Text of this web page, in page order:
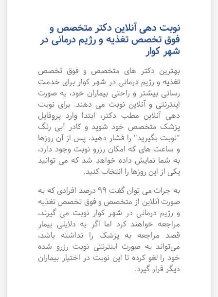
نوبت دهی آنلاین دکتر متخصص و
فوق تخصص تغذیه و رژیم درمانی در
شهر کوار
بهترین دکتر های متخصص و فوق تخصص
تغذیه و رژیم درمانی در شهر کوار برای خدمت
رسانی بیشتر و راحتی بیماران خود، به صورت
اینترنتی و آنلاین نوبت می دهند. برای نوبت
دهی آنلاین مطب دکتر، ابتدا وارد پروفایل
پزشک متخصص خود شوید و کادر آبی رنگ
"نوبت بگیرید" را فشار دهید. پس از آن روزها
و ساعت های که امکان رزرو نوبت وجود دارد،
به شما نمایش داده خواهد شد که می توانید
یکی از این روزها را انتخاب کنید.
به جرات می‌ توان گفت ۹۹ درصد افرادی که به
صورت آنلاین از متخصص و فوق تخصص تغذیه
و رژیم درمانی در شهر کوار نوبت می گیرند،
مراجعه خواهند کرد اما اگر به دلایلی بیمار
قصد مراجعه به پزشک را نداشته باشد،
می‌تواند به صورت اینترنتی نوبت رزرو شده
خود را لغو کرده تا این نوبت در اختیار بیماران
دیگر قرار گیرد.